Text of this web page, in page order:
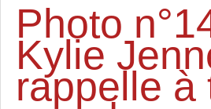
Photo
Kylie
rappelle à